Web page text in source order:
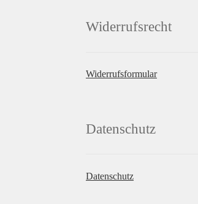
Widerrufsrecht
Widerrufsformular
Datenschutz
Datenschutz